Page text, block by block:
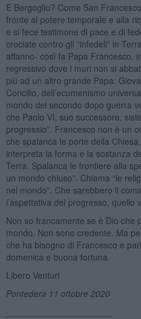
E Bergoglio? Come San
fronte al potere temporale e alla
e si fece testimone di pace e di
crociate contro gli “infedeli” in
affanno- così fa Papa Francesco,
regressivo dove i muri non si
più ad un altro grande Papa:
Concilio, dell’ecumenismo
mondo del secondo dopo guerra
che Paolo VI, suo successore,
progressio”. Francesco non è un
che spalanca le porte della
interpreta la forma e la sostanza
Terra. Spalanca le frontiere alla
un mondo chiuso”. Chiama “le
nel mondo”. Che sarebbero il
l’aspettativa del progresso, quello
Non so francamente se è Dio che
mondo. Non sono credente. Ma
che ha bisogno di Francesco e
domenica e buona fortuna.
Libero Venturi
Pontedera 11 ottobre 2020